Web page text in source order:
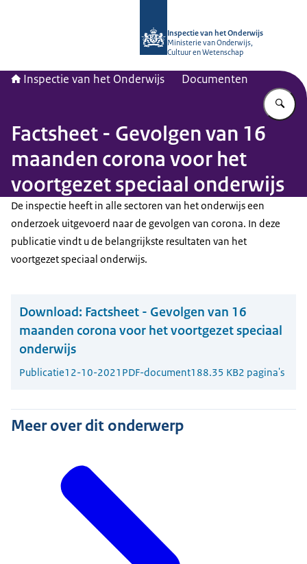
Inspectie van het Onderwijs
Ministerie van Onderwijs,
Cultuur en Wetenschap
Inspectie van het Onderwijs Documenten
Factsheet - Gevolgen van 16
maanden corona voor het
voortgezet speciaal onderwijs
De inspectie heeft in alle sectoren van het onderwijs een
onderzoek uitgevoerd naar de gevolgen van corona. In deze
publicatie vindt u de belangrijkste resultaten van het
voortgezet speciaal onderwijs.
Download: Factsheet - Gevolgen van 16
maanden corona voor het voortgezet speciaal
onderwijs
Publicatie12-10-2021 PDF-document188.35 KB2 pagina's
Meer over dit onderwerp